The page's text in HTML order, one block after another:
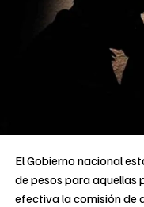
El Gobierno nacional
de pesos para aquellas
efectiva la comisión de